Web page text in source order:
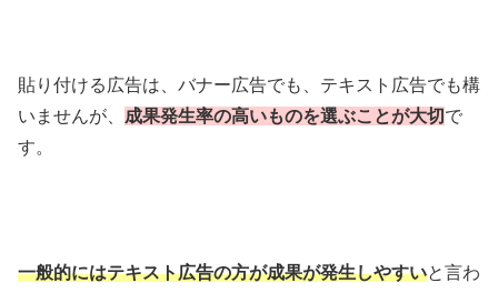
貼り付ける広告は、バナー広告でも、テキスト広告でも構
いませんが、 成果発生率の高いものを選ぶことが大切 で
す。
一般的にはテキスト広告の方が成果が発生しやすいと言わ